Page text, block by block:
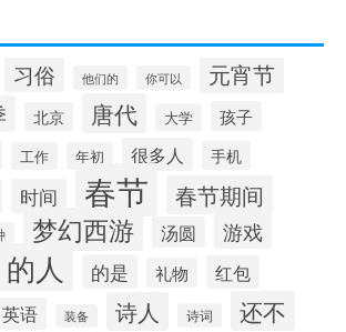
习俗 他们的 你可以 元宵节
北京 唐代 大学 孩子
工作 年初 很多人 手机
时间 春节 春节期间
梦幻西游 汤圆 游戏
的人 的是 礼物 红包
英语 装备 诗人 诗词 还不